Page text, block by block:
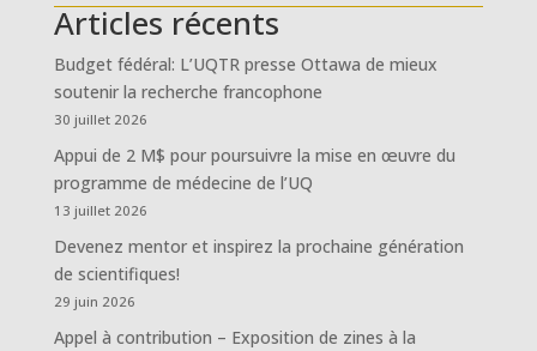
Articles récents
Budget fédéral: L’UQTR presse Ottawa de mieux
soutenir la recherche francophone
30 juillet 2026
Appui de 2 M$ pour poursuivre la mise en œuvre du
programme de médecine de l’UQ
13 juillet 2026
Devenez mentor et inspirez la prochaine génération
de scientifiques!
29 juin 2026
Appel à contribution – Exposition de zines à la